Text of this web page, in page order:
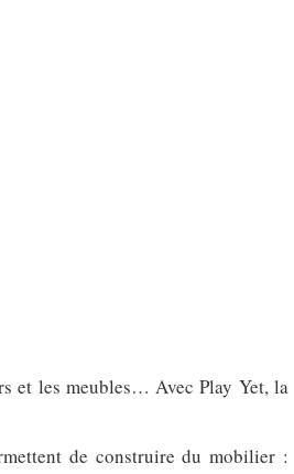
et les meubles… Avec Play Yet, la
de construire du mobilier :